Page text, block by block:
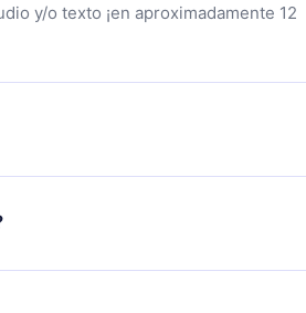
y/o texto ¡en aproximadamente 12
a disfrutar de nuestra biblioteca.
simplemente contacta a
período de facturación. Por
a anual, después de confirmar el